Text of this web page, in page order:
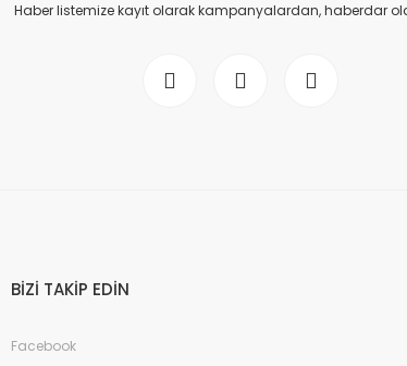
Haber listemize kayıt olarak kampanyalardan, haberdar
BİZİ TAKİP EDİN
Facebook